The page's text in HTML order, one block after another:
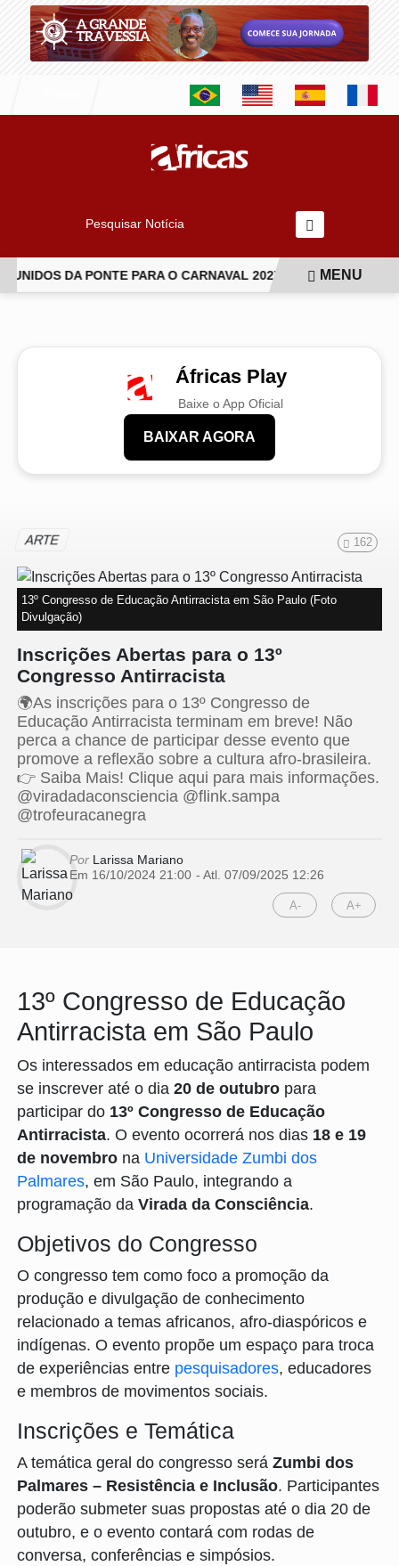
Pesquisar Notícia
DA PONTE PARA O CARNAVAL 2027 VAI-VAI ABRE
MENU
Áfricas Play
Baixe o App Oficial
BAIXAR AGORA
ARTE 162
13º Congresso de Educação Antirracista em São Paulo (Foto
Divulgação)
Inscrições Abertas para o 13º
Congresso Antirracista
🌍As inscrições para o 13º Congresso de
Educação Antirracista terminam em breve! Não
perca a chance de participar desse evento que
promove a reflexão sobre a cultura afro-brasileira.
👉 Saiba Mais! Clique aqui para mais informações.
@viradadaconsciencia @flink.sampa
@trofeuracanegra
Por Larissa Mariano
Em 16/10/2024 21:00 - Atl. 07/09/2025 12:26
A- A+
13º Congresso de Educação
Antirracista em São Paulo
Os interessados em educação antirracista podem
se inscrever até o dia 20 de outubro para
participar do 13º Congresso de Educação
Antirracista. O evento ocorrerá nos dias 18 e 19
de novembro na Universidade Zumbi dos
Palmares, em São Paulo, integrando a
programação da Virada da Consciência.
Objetivos do Congresso
O congresso tem como foco a promoção da
produção e divulgação de conhecimento
relacionado a temas africanos, afro-diaspóricos e
indígenas. O evento propõe um espaço para troca
de experiências entre pesquisadores, educadores
e membros de movimentos sociais.
Inscrições e Temática
A temática geral do congresso será Zumbi dos
Palmares – Resistência e Inclusão. Participantes
poderão submeter suas propostas até o dia 20 de
outubro, e o evento contará com rodas de
conversa, conferências e simpósios.